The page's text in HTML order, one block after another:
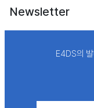
Newsletter
E4DS의